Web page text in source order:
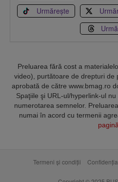
Urmărește
Preluarea fără cost a
video), purtătoare de drepturi de
aprobată de către www.bmag.ro
Spaţiile şi URL-ul/hyperlink-ul
numerotarea semnelor.
numai în acord cu termenii
pagină
Termeni și condiții